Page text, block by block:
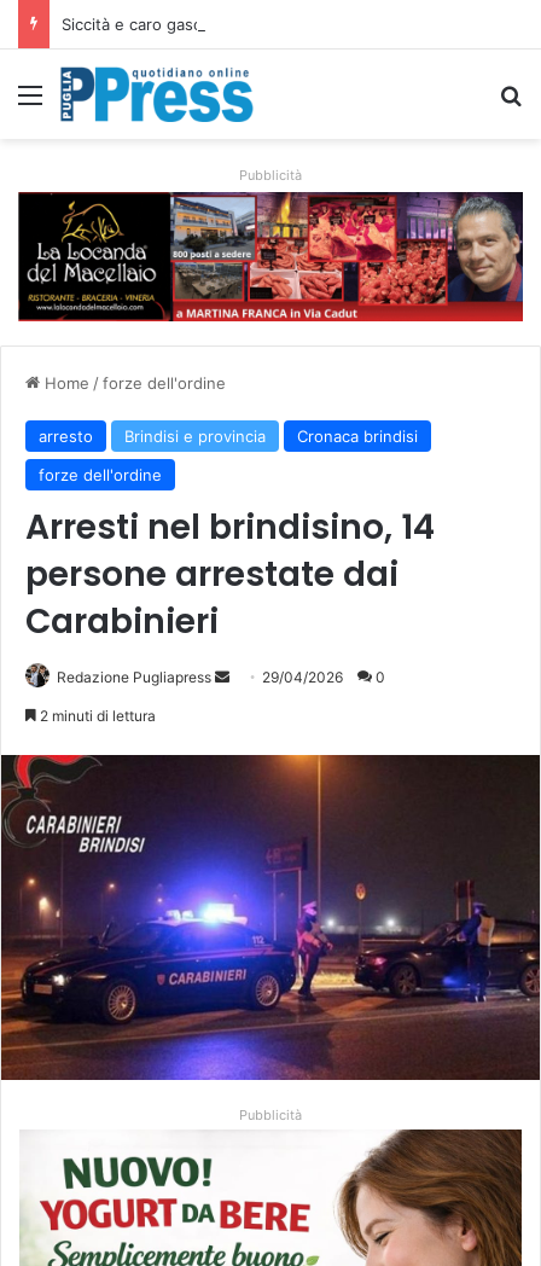
Menu
Pubblicità
Home /forze dell'ordine
arresto Brindisi e provincia
Cronaca brindisi
forze dell'ordine
Arresti nel brindisino, 14
persone arrestate dai
Carabinieri
Redazione Pugliapress
Invia 29/04/2026 0
2 minuti di lettura
Pubblicità